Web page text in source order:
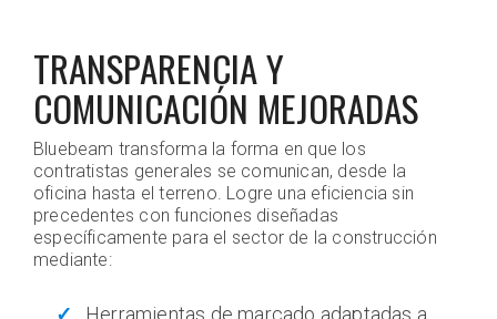
TRANSPARENCIA Y
COMUNICACIÓN MEJORADAS
Bluebeam transforma la forma en que los
contratistas generales se comunican, desde la
oficina hasta el terreno. Logre una eficiencia sin
precedentes con funciones diseñadas
específicamente para el sector de la construcción
mediante:
Herramientas de marcado adaptadas a